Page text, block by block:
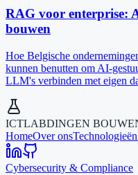
RAG voor enterprise:
bouwen
Hoe Belgische
kunnen benutten om AI-
LLM's verbinden met eigen
ICTLABDINGEN
HomeOver onsTechnologieën
Cybersecurity & Compliance